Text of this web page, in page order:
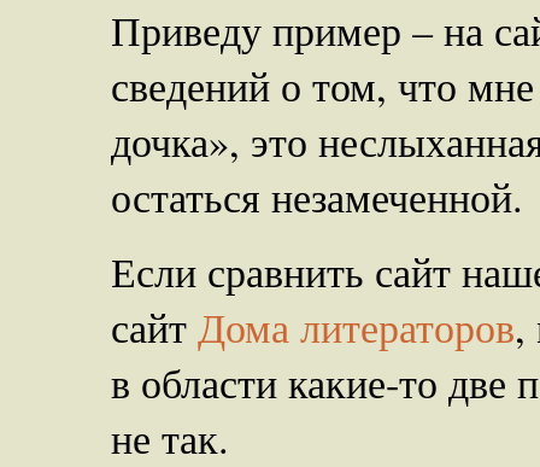
Приведу пример – на
сведений о том, что
дочка», это
остаться незамеченной.
Если сравнить сайт
сайтДома литераторов,
в области какие-то две
не так.